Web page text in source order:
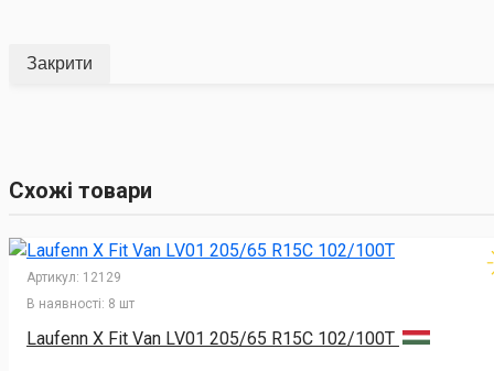
Закрити
Схожі товари
Артикул: 12129
В наявності: 8 шт
Laufenn X Fit Van LV01 205/65 R15C 102/100T